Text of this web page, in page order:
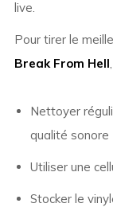
live.
Pour tirer le
Break From Hell
Nettoyer
qualité sonore
Utiliser une
Stocker le